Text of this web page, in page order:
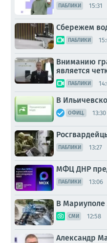
ПАБЛИКИ 15:31
Сбережем
ПАБЛИКИ
Вниманию
является
ПАБЛИКИ
В
ОФИЦ. 13:30
ПАБЛИКИ 13:27
МФЦ ДНР
ПАБЛИКИ 13:06
В Мариуполе
СМИ 12:58
Александр